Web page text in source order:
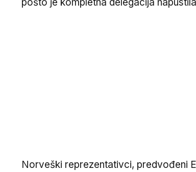
Norveški reprezentativci, predvođeni